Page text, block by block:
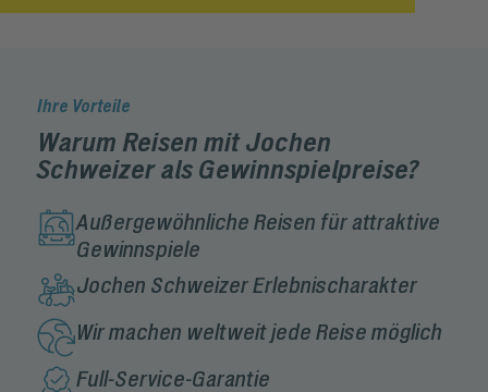
Ihre Vorteile
Warum Reisen mit Jochen
Schweizer als Gewinnspielpreise?
Außergewöhnliche Reisen für attraktive
Gewinnspiele
Jochen Schweizer Erlebnischarakter
Wir machen weltweit jede Reise möglich
Full-Service-Garantie